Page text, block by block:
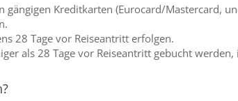
gängigen Kreditkarten (Eurocard/Mastercard,
28 Tage vor Reiseantritt erfolgen.
als 28 Tage vor Reiseantritt gebucht